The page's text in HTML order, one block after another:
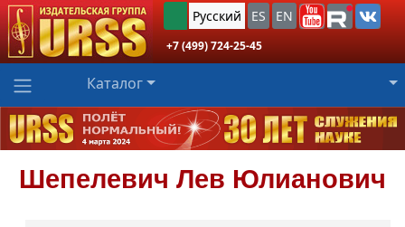
Русский ES EN
+7 (499) 724-25-45
Каталог
Шепелевич Лев Юлианович